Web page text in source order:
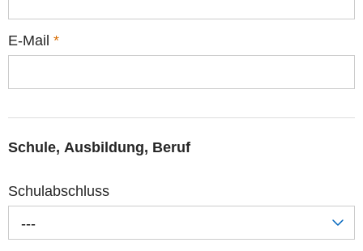
E-Mail *
Schule, Ausbildung, Beruf
Schulabschluss
---